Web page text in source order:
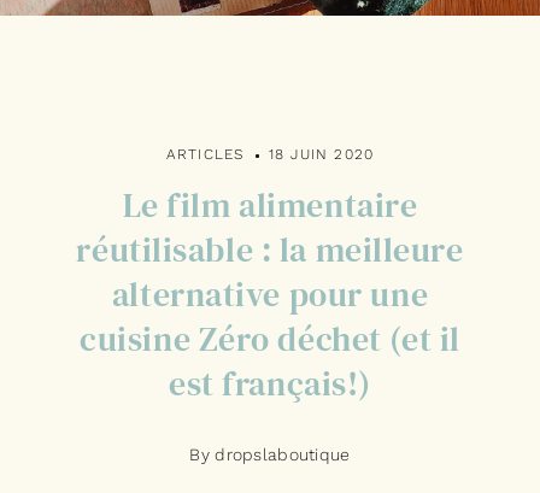
ARTICLES 18 JUIN 2020
Le film alimentaire
réutilisable : la meilleure
alternative pour une
cuisine Zéro déchet (et il
est français!)
By dropslaboutique